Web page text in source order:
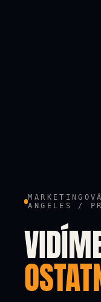
ANGELES /